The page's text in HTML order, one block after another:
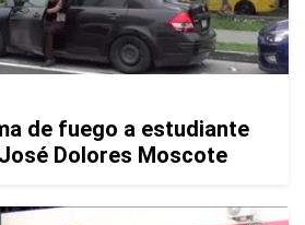
de fuego a estudiante
Dolores Moscote